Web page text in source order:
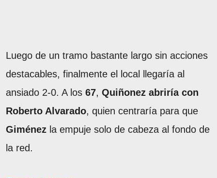
Luego de un tramo bastante largo sin acciones
destacables, finalmente el local llegaría al
ansiado 2-0. A los 67, Quiñonez abriría con
Roberto Alvarado, quien centraría para que
Giménez la empuje solo de cabeza al fondo de
la red.